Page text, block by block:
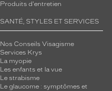
Produits d'entretien
SANTÉ, STYLES ET SERVICES
Nos Conseils Visagisme
Services Krys
La myopie
Les enfants et la vue
Le strabisme
Le glaucome : symptômes et